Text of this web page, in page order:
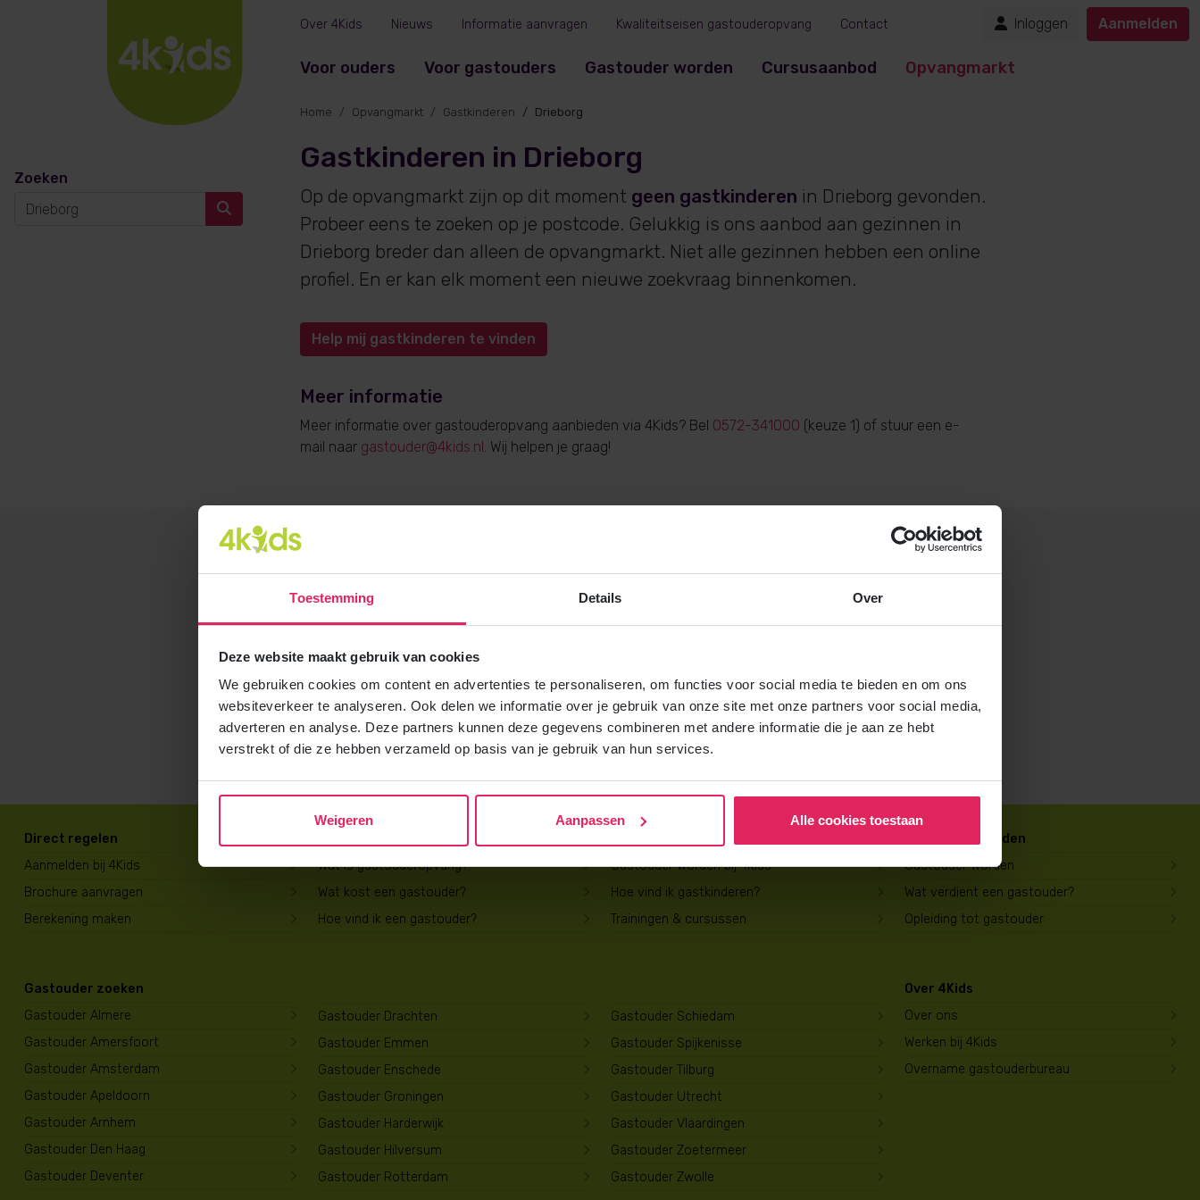
Toestemming Details Over
Deze website maakt gebruik van cookies
We gebruiken cookies om content en advertenties te personaliseren, om functies voor social media te bieden en om ons
websiteverkeer te analyseren. Ook delen we informatie over je gebruik van onze site met onze partners voor social media,
adverteren en analyse. Deze partners kunnen deze gegevens combineren met andere informatie die je aan ze hebt
verstrekt of die ze hebben verzameld op basis van je gebruik van hun services.
Weigeren Aanpassen Alle cookies toestaan
Voor ouders Voor gastouders Gastouder worden Cursusaanbod Opvangmarkt
Over 4Kids Nieuws Informatie aanvragen Kwaliteitseisen gastouderopvang Contact Inloggen Aanmelden
Zoeken
Home Opvangmarkt Gastkinderen Drieborg
Gastkinderen in Drieborg
Op de opvangmarkt zijn op dit moment geen gastkinderen in Drieborg gevonden.
Probeer eens te zoeken op je postcode. Gelukkig is ons aanbod aan gezinnen in
Drieborg breder dan alleen de opvangmarkt. Niet alle gezinnen hebben een online
profiel. En er kan elk moment een nieuwe zoekvraag binnenkomen.
Help mij gastkinderen te vinden
Meer informatie
Meer informatie over gastouderopvang aanbieden via 4Kids? Bel 0572-341000 (keuze 1) of stuur een e-
mail naar gastouder@4kids.nl . Wij helpen je graag!
Gratis brochure
Meer weten over gastouderopvang via gastouderbureau 4Kids?
Vraag gratis en vrijblijvend de 4Kids brochure voor gastouders aan
Brochure aanvragen
Direct regelen
Aanmelden bij 4Kids
Brochure aanvragen
Berekening maken
Wat is gastouderopvang?
Wat kost een gastouder?
Hoe vind ik een gastouder?
Gastouder worden bij 4Kids
Hoe vind ik gastkinderen?
Trainingen & cursussen
Gastouder worden
Gastouder worden
Wat verdient een gastouder?
Opleiding tot gastouder
Gastouder zoeken
Gastouder Almere
Gastouder Amersfoort
Gastouder Amsterdam
Gastouder Apeldoorn
Gastouder Arnhem
Gastouder Den Haag
Gastouder Deventer
Gastouder Drachten
Gastouder Emmen
Gastouder Enschede
Gastouder Groningen
Gastouder Harderwijk
Gastouder Hilversum
Gastouder Rotterdam
Gastouder Schiedam
Gastouder Spijkenisse
Gastouder Tilburg
Gastouder Utrecht
Gastouder Vlaardingen
Gastouder Zoetermeer
Gastouder Zwolle
Over 4Kids
Over ons
Werken bij 4Kids
Overname gastouderbureau